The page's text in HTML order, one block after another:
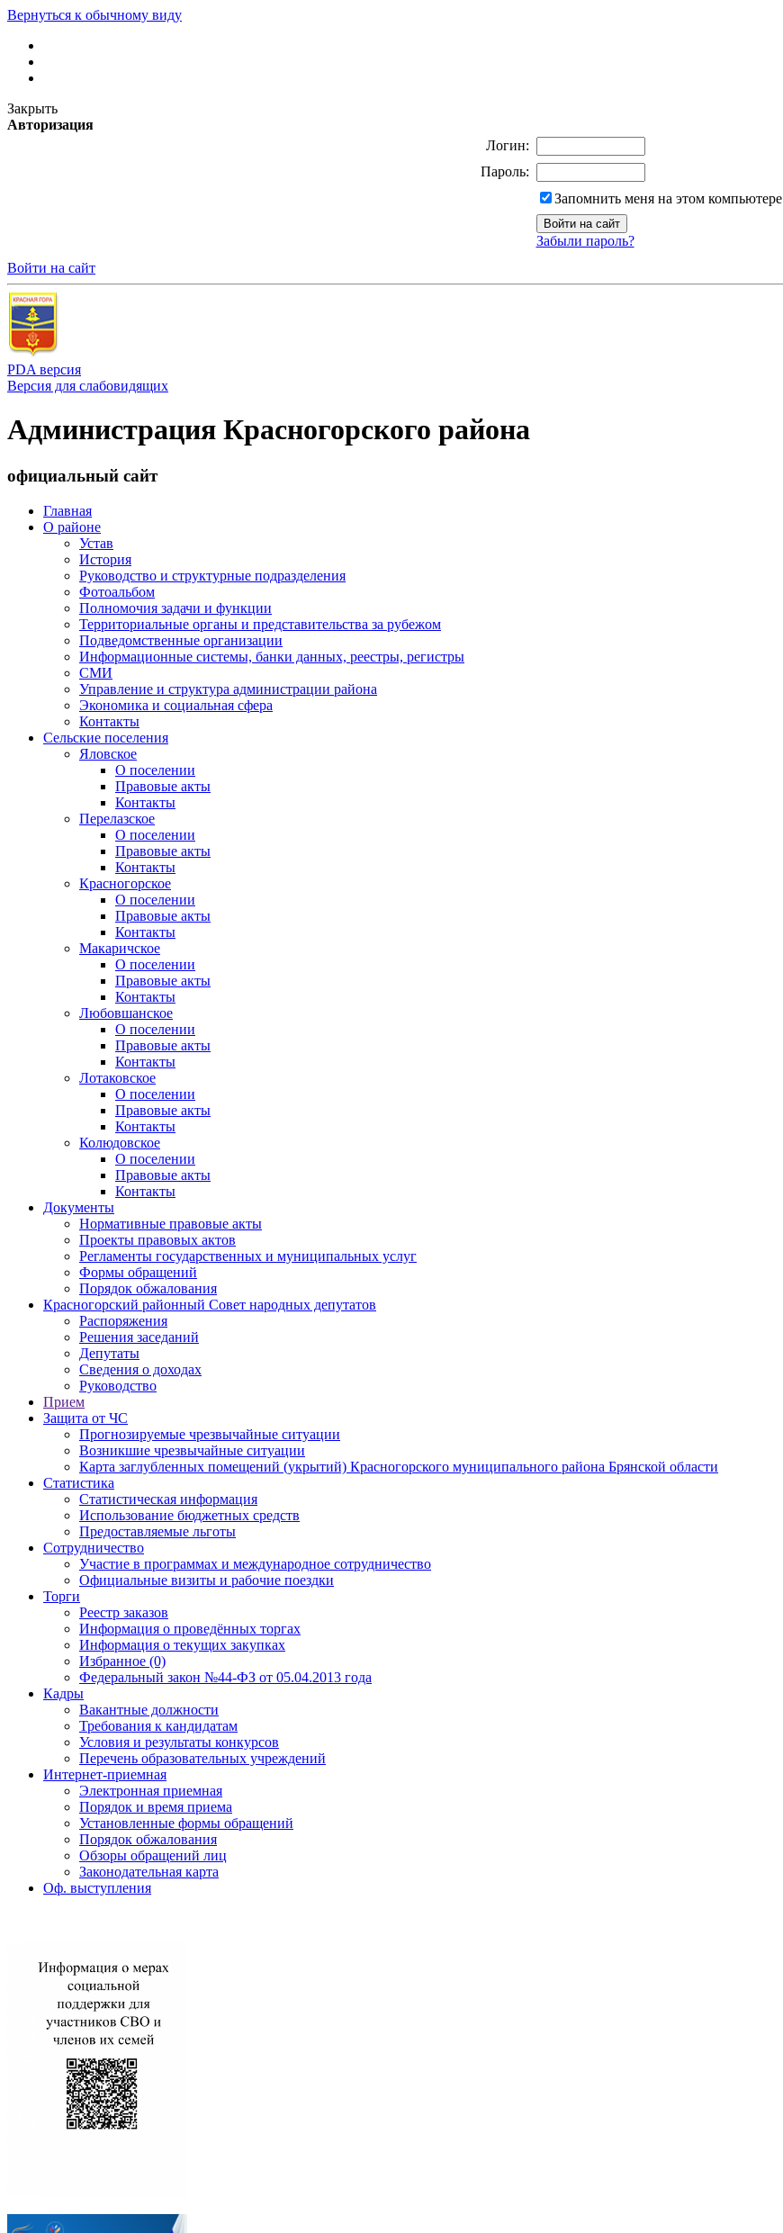
Вернуться к обычному виду
Закрыть
Авторизация
Логин:
Пароль:
Запомнить меня на этом компьютере
Забыли пароль?
Войти на сайт
PDA версия
Версия для слабовидящих
Администрация Красногорского района
официальный сайт
Главная
О районе
Устав
История
Руководство и структурные подразделения
Фотоальбом
Полномочия задачи и функции
Территориальные органы и представительства за рубежом
Подведомственные организации
Информационные системы, банки данных, реестры, регистры
СМИ
Управление и структура администрации района
Экономика и социальная сфера
Контакты
Сельские поселения
Яловское
О поселении
Правовые акты
Контакты
Перелазское
О поселении
Правовые акты
Контакты
Красногорское
О поселении
Правовые акты
Контакты
Макаричское
О поселении
Правовые акты
Контакты
Любовшанское
О поселении
Правовые акты
Контакты
Лотаковское
О поселении
Правовые акты
Контакты
Колюдовское
О поселении
Правовые акты
Контакты
Документы
Нормативные правовые акты
Проекты правовых актов
Регламенты государственных и муниципальных услуг
Формы обращений
Порядок обжалования
Красногорский районный Совет народных депутатов
Распоряжения
Решения заседаний
Депутаты
Сведения о доходах
Руководство
Прием
Защита от ЧС
Прогнозируемые чрезвычайные ситуации
Возникшие чрезвычайные ситуации
Карта заглубленных помещений (укрытий) Красногорского муниципального района Брянской области
Статистика
Статистическая информация
Использование бюджетных средств
Предоставляемые льготы
Сотрудничество
Участие в программах и международное сотрудничество
Официальные визиты и рабочие поездки
Торги
Реестр заказов
Информация о проведённых торгах
Информация о текущих закупках
Избранное (0)
Федеральный закон №44-ФЗ от 05.04.2013 года
Кадры
Вакантные должности
Требования к кандидатам
Условия и результаты конкурсов
Перечень образовательных учреждений
Интернет-приемная
Электронная приемная
Порядок и время приема
Установленные формы обращений
Порядок обжалования
Обзоры обращений лиц
Законодательная карта
Оф. выступления